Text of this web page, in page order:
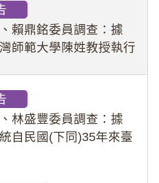
態性影像並以手機傳送
畏懼成
賴鼎銘委員調查：據
師範大學陳姓教授執行
調查報告。(115教調
林盛豐委員調查：據
自民國(下同)35年來臺